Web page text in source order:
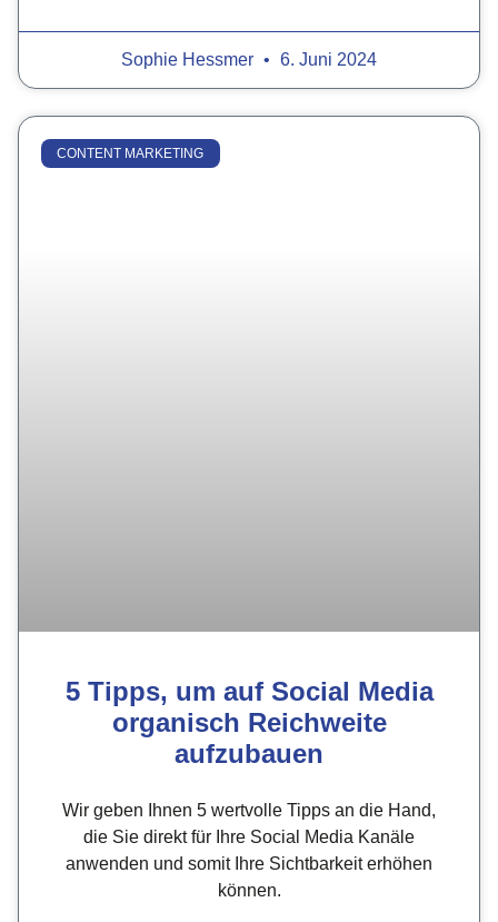
Sophie Hessmer 6. Juni 2024
CONTENT MARKETING
5 Tipps, um auf Social Media
organisch Reichweite
aufzubauen
Wir geben Ihnen 5 wertvolle Tipps an die Hand,
die Sie direkt für Ihre Social Media Kanäle
anwenden und somit Ihre Sichtbarkeit erhöhen
können.